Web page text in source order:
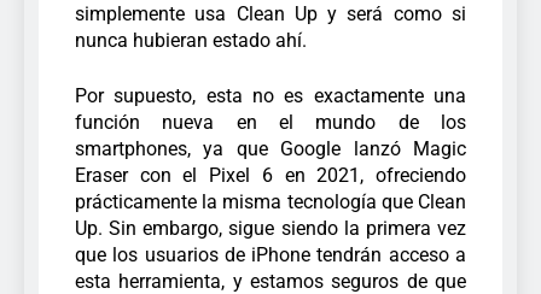
simplemente usa Clean Up y será como si
nunca hubieran estado ahí.
Por supuesto, esta no es exactamente una
función nueva en el mundo de los
smartphones, ya que Google lanzó Magic
Eraser con el Pixel 6 en 2021, ofreciendo
prácticamente la misma tecnología que Clean
Up. Sin embargo, sigue siendo la primera vez
que los usuarios de iPhone tendrán acceso a
esta herramienta, y estamos seguros de que